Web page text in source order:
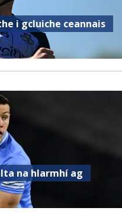
i gcluiche ceannais
na hIarmhí ag